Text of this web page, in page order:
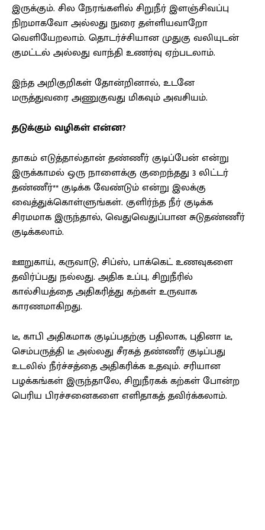
இருக்கும். சில நேரங்களில் சிறுநீர் இளஞ்சிவப்பு
நிறமாகவோ அல்லது நுரை தள்ளியவாறோ
வெளியேறலாம். தொடர்ச்சியான முதுகு வலியுடன்
குமட்டல் அல்லது வாந்தி உணர்வு ஏற்படலாம்.
இந்த அறிகுறிகள் தோன்றினால், உடனே
மருத்துவரை அணுகுவது மிகவும் அவசியம்.
தடுக்கும் வழிகள் என்ன?
தாகம் எடுத்தால்தான் தண்ணீர் குடிப்பேன் என்று
இருக்காமல் ஒரு நாளைக்கு குறைந்தது 3 லிட்டர்
தண்ணீர்** குடிக்க வேண்டும் என்று இலக்கு
வைத்துக்கொள்ளுங்கள். குளிர்ந்த நீர் குடிக்க
சிரமமாக இருந்தால், வெதுவெதுப்பான சுடுதண்ணீர்
குடிக்கலாம்.
ஊறுகாய், கருவாடு, சிப்ஸ், பாக்கெட் உணவுகளை
தவிர்ப்பது நல்லது. அதிக உப்பு, சிறுநீரில்
கால்சியத்தை அதிகரித்து கற்கள் உருவாக
காரணமாகிறது.
டீ, காபி அதிகமாக குடிப்பதற்கு பதிலாக, புதினா டீ,
செம்பருத்தி டீ அல்லது சீரகத் தண்ணீர் குடிப்பது
உடலில் நீர்ச்சத்தை அதிகரிக்க உதவும். சரியான
பழக்கங்கள் இருந்தாலே, சிறுநீரகக் கற்கள் போன்ற
பெரிய பிரச்சனைகளை எளிதாகத் தவிர்க்கலாம்.